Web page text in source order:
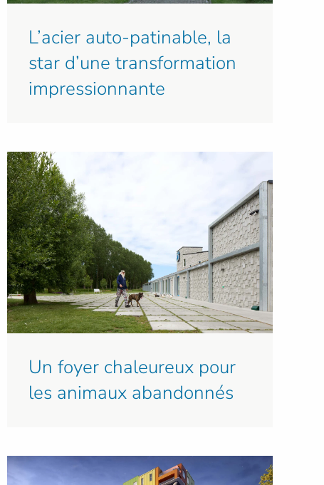
L’acier auto-patinable, la
star d’une transformation
impressionnante
Un foyer chaleureux pour
les animaux abandonnés